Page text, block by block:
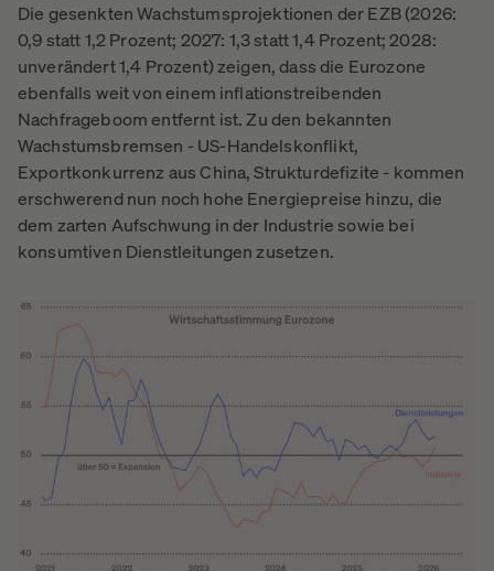
Die gesenkten Wachstumsprojektionen der EZB (2026:
0,9 statt 1,2 Prozent; 2027: 1,3 statt 1,4 Prozent; 2028:
unverändert 1,4 Prozent) zeigen, dass die Eurozone
ebenfalls weit von einem inflationstreibenden
Nachfrageboom entfernt ist. Zu den bekannten
Wachstumsbremsen - US-Handelskonflikt,
Exportkonkurrenz aus China, Strukturdefizite - kommen
erschwerend nun noch hohe Energiepreise hinzu, die
dem zarten Aufschwung in der Industrie sowie bei
konsumtiven Dienstleitungen zusetzen.